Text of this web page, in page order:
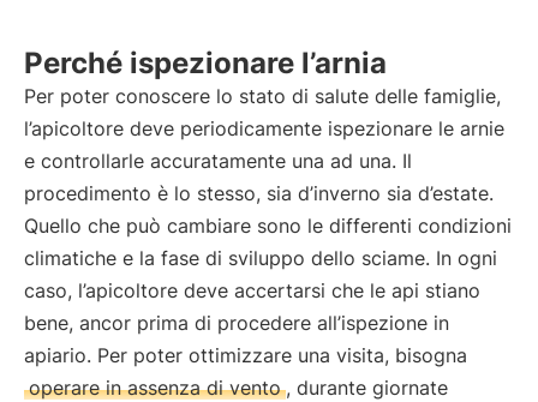
Perché ispezionare l’arnia
Per poter conoscere lo stato di salute delle famiglie,
l’apicoltore deve periodicamente ispezionare le arnie
e controllarle accuratamente una ad una. Il
procedimento è lo stesso, sia d’inverno sia d’estate.
Quello che può cambiare sono le differenti condizioni
climatiche e la fase di sviluppo dello sciame. In ogni
caso, l’apicoltore deve accertarsi che le api stiano
bene, ancor prima di procedere all’ispezione in
apiario. Per poter ottimizzare una visita, bisogna
operare in assenza di vento , durante giornate